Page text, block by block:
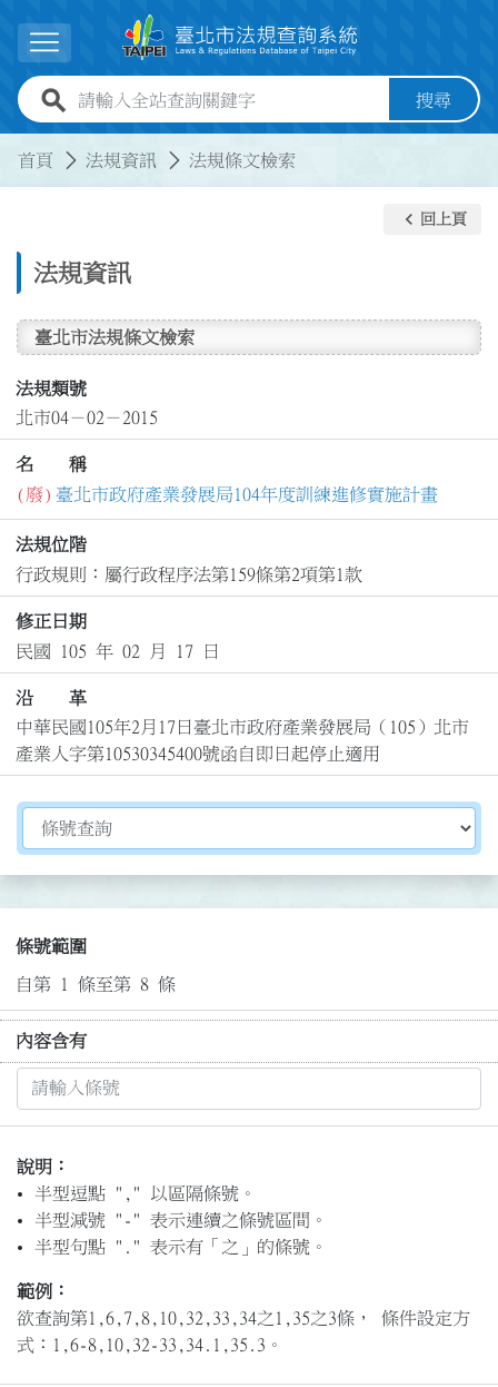
展開選單
全站查詢關鍵字欄位 搜尋
首頁 法規資訊 法規條文檢索
法規資訊
keyboard_arrow_left 回上頁
臺北市法規條文檢索
法規類號
北市04－02－2015
名 稱
(廢) 臺北市政府產業發展局104年度訓練進修實施計畫
法規位階
行政規則：屬行政程序法第159條第2項第1款
修正日期
民國 105 年 02 月 17 日
沿 革
中華民國105年2月17日臺北市政府產業發展局（105）北市
產業人字第10530345400號函自即日起停止適用
切換選擇法規資訊內容
條號範圍
自第 1 條至第 8 條
內容含有
說明：
半型逗點 "," 以區隔條號。
半型減號 "-" 表示連續之條號區間。
半型句點 "." 表示有「之」的條號。
範例：
欲查詢第1,6,7,8,10,32,33,34之1,35之3條， 條件設定方
式：1,6-8,10,32-33,34.1,35.3。